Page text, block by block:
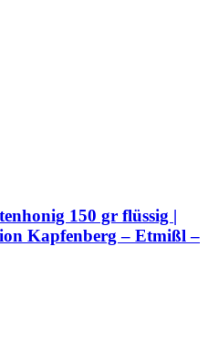
150 gr flüssig |
Kapfenberg – Etmißl –